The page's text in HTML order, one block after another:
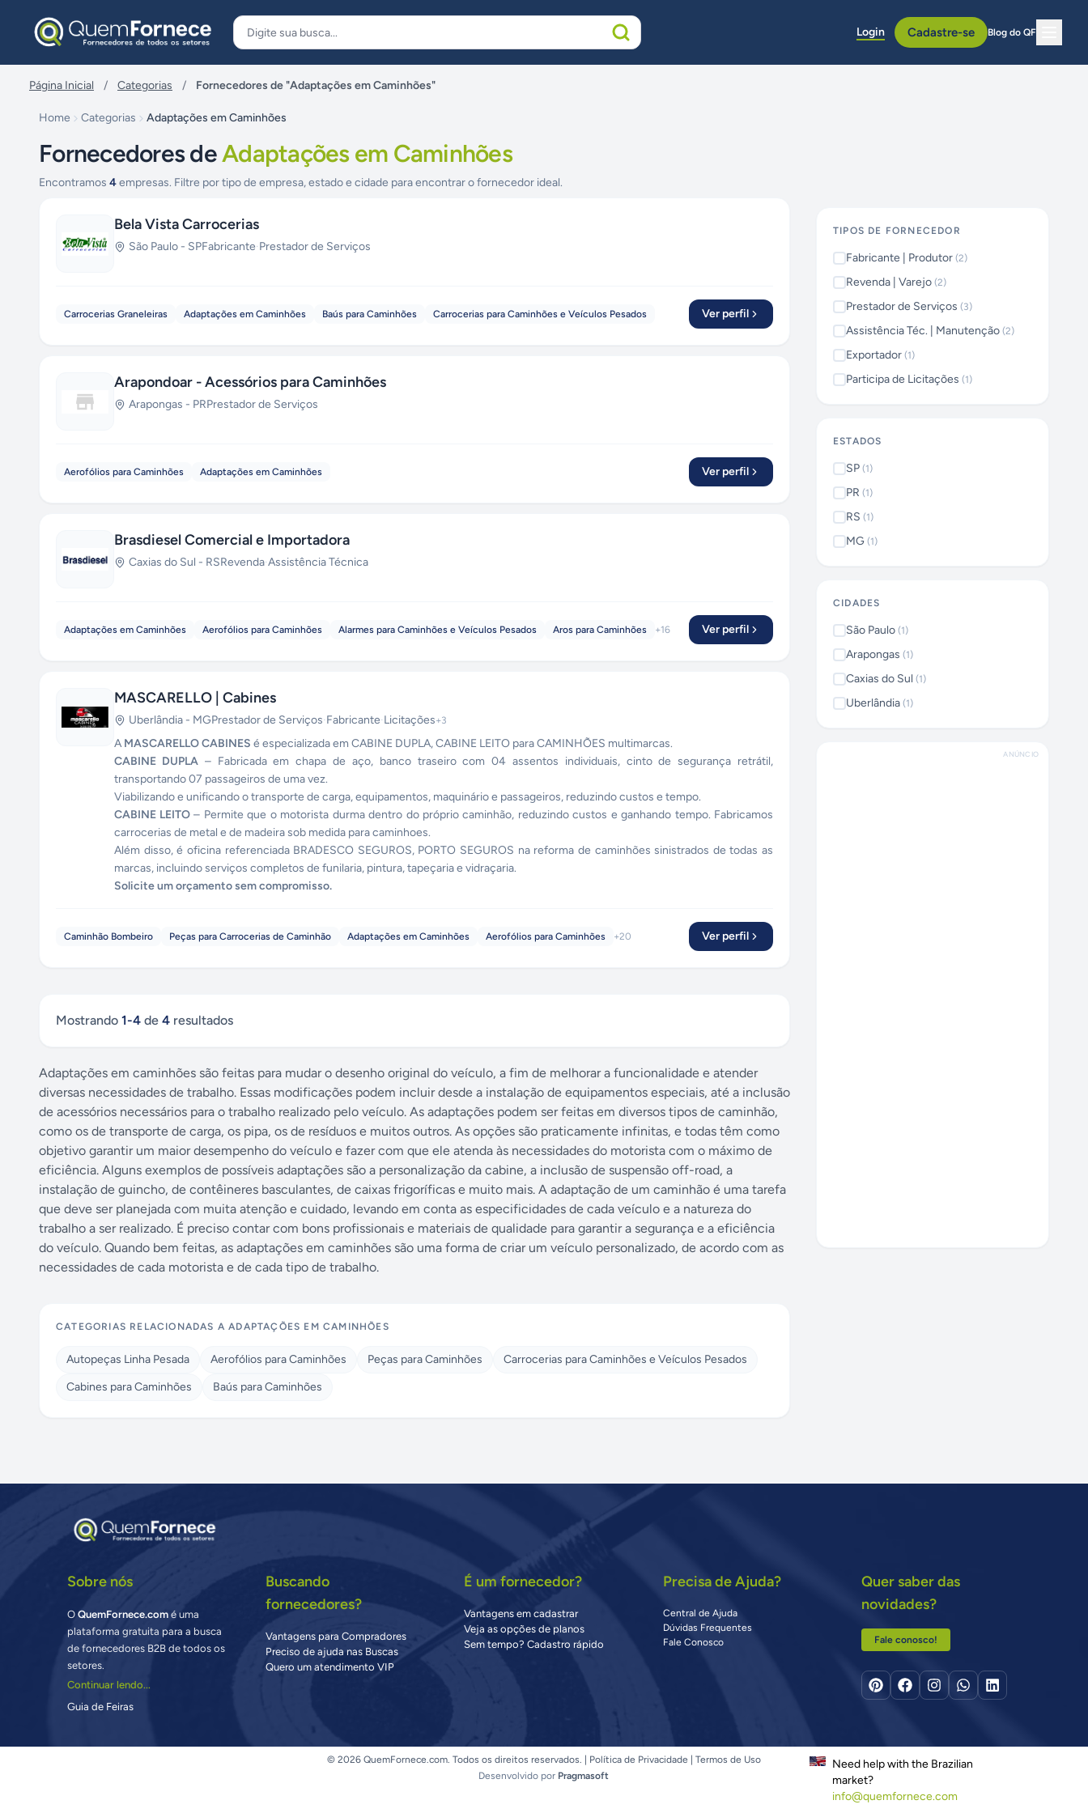
Login Cadastre-se Blog do QF
Página Inicial / Categorias / Fornecedores de "Adaptações em Caminhões"
Home Categorias Adaptações em Caminhões
Fornecedores deAdaptações em Caminhões
Encontramos 4empresas. Filtre por tipo de empresa, estado e cidade para encontrar o fornecedor ideal.
Bela Vista Carrocerias
São Paulo - SPFabricante·Prestador de Serviços
Carrocerias Graneleiras Adaptações em Caminhões Baús para Caminhões Carrocerias para Caminhões e Veículos Pesados Ver perfil
Arapondoar - Acessórios para Caminhões
Arapongas - PRPrestador de Serviços
Aerofólios para Caminhões Adaptações em Caminhões Ver perfil
Brasdiesel Comercial e Importadora
Caxias do Sul - RSRevenda·Assistência Técnica
Adaptações em Caminhões Aerofólios para Caminhões Alarmes para Caminhões e Veículos Pesados Aros para Caminhões +16 Ver perfil
MASCARELLO | Cabines
Uberlândia - MGPrestador de Serviços·Fabricante·Licitações+3
A MASCARELLO CABINES é especializada em CABINE DUPLA, CABINE LEITO para CAMINHÕES multimarcas.
CABINE DUPLA – Fabricada em chapa de aço, banco traseiro com 04 assentos individuais, cinto de segurança retrátil,
transportando 07 passageiros de uma vez.
Viabilizando e unificando o transporte de carga, equipamentos, maquinário e passageiros, reduzindo custos e tempo.
CABINE LEITO – Permite que o motorista durma dentro do próprio caminhão, reduzindo custos e ganhando tempo. Fabricamos
carrocerias de metal e de madeira sob medida para caminhoes.
Além disso, é oficina referenciada BRADESCO SEGUROS, PORTO SEGUROS na reforma de caminhões sinistrados de todas as
marcas, incluindo serviços completos de funilaria, pintura, tapeçaria e vidraçaria.
Solicite um orçamento sem compromisso.
Caminhão Bombeiro Peças para Carrocerias de Caminhão Adaptações em Caminhões Aerofólios para Caminhões +20 Ver perfil
Mostrando 1-4 de 4 resultados
Adaptações em caminhões são feitas para mudar o desenho original do veículo, a fim de melhorar a funcionalidade e atender
diversas necessidades de trabalho. Essas modificações podem incluir desde a instalação de equipamentos especiais, até a inclusão
de acessórios necessários para o trabalho realizado pelo veículo. As adaptações podem ser feitas em diversos tipos de caminhão,
como os de transporte de carga, os pipa, os de resíduos e muitos outros. As opções são praticamente infinitas, e todas têm como
objetivo garantir um maior desempenho do veículo e fazer com que ele atenda às necessidades do motorista com o máximo de
eficiência. Alguns exemplos de possíveis adaptações são a personalização da cabine, a inclusão de suspensão off-road, a
instalação de guincho, de contêineres basculantes, de caixas frigoríficas e muito mais. A adaptação de um caminhão é uma tarefa
que deve ser planejada com muita atenção e cuidado, levando em conta as especificidades de cada veículo e a natureza do
trabalho a ser realizado. É preciso contar com bons profissionais e materiais de qualidade para garantir a segurança e a eficiência
do veículo. Quando bem feitas, as adaptações em caminhões são uma forma de criar um veículo personalizado, de acordo com as
necessidades de cada motorista e de cada tipo de trabalho.
CATEGORIAS RELACIONADAS AADAPTAÇÕES EM CAMINHÕES
Autopeças Linha Pesada Aerofólios para Caminhões Peças para Caminhões
Carrocerias para Caminhões e Veículos Pesados
Cabines para Caminhões
Baús para Caminhões
TIPOS DE FORNECEDOR
Fabricante | Produtor (2)
Revenda | Varejo (2)
Prestador de Serviços (3)
Assistência Téc. | Manutenção (2)
Exportador (1)
Participa de Licitações (1)
ESTADOS
SP (1)
PR (1)
RS (1)
MG (1)
CIDADES
São Paulo (1)
Arapongas (1)
Caxias do Sul (1)
Uberlândia (1)
ANÚNCIO
Sobre nós
OQuemFornece.com é uma
plataforma gratuita para a busca
de fornecedores B2B de todos os
setores.
Continuar lendo...
Guia de Feiras
Buscando
fornecedores?
Vantagens para Compradores
Preciso de ajuda nas Buscas
Quero um atendimento VIP
É um fornecedor?
Vantagens em cadastrar
Veja as opções de planos
Sem tempo? Cadastro rápido
Precisa de Ajuda?
Central de Ajuda
Dúvidas Frequentes
Fale Conosco
Quer saber das
novidades?
Fale conosco!
© 2026 QuemFornece.com. Todos os direitos reservados. | Política de Privacidade
Termos de Uso
Desenvolvido por Pragmasoft
Need help with the Brazilian
market?
info@quemfornece.com